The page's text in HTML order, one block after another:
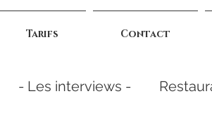
Tarifs Contact
- Les interviews -